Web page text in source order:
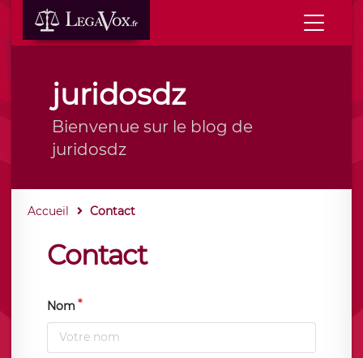
juridosdz
Bienvenue sur le blog de
juridosdz
Accueil Contact
Contact
Nom